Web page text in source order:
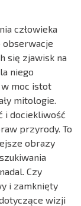
człowieka
obserwacje
się zjawisk na
niego
w moc istot
mitologie.
i dociekliwość
przyrody. To
obrazy
Czy
i zamknięty
wizji